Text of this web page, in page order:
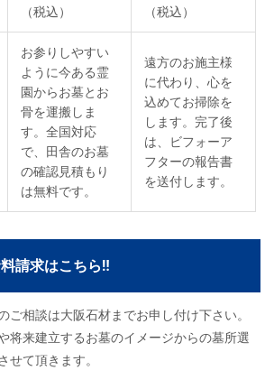
（税込）
（税込）
お参りしやすい
ように今ある霊
園からお墓とお
骨を運搬しま
す。全国対応
で、田舎のお墓
の確認見積もり
は無料です。
遠方のお施主様
に代わり、心を
込めてお掃除を
します。完了後
は、ビフォーア
フターの報告書
を送付します。
請求はこちら‼
ご相談は大阪石材までお申し付け下さい。
将来建立するお墓のイメージからの墓所選
せて頂きます。